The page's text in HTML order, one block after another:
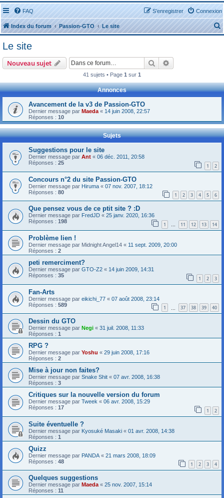
FAQ Connexion
S’enregistrer
Index du forum Passion-GTO Le site
e
r
r
Le site
Nouveau sujet Rechercher
41 sujets • Page 1 sur 1
Annonces
Avancement de la v3 de Passion-GTO
Dernier message par Maeda « 14 juin 2008, 22:57
Réponses : 10
Sujets
Suggestions pour le site
Dernier message par Ant « 06 déc. 2011, 20:58
Réponses : 25 1 2
Concours n°2 du site Passion-GTO
Dernier message par Hiruma « 07 nov. 2007, 18:12
Réponses : 80 1 2 3 4 5 6
Que pensez vous de ce ptit site ? :D
Dernier message par FredJD « 25 janv. 2020, 16:36
Réponses : 198 1 … 11 12 13 14
Problème lien !
Dernier message par Midnight Angel14 « 11 sept. 2009, 20:00
Réponses : 2
peti remerciment?
Dernier message par GTO-Z2 « 14 juin 2009, 14:31
Réponses : 35 1 2 3
Fan-Arts
Dernier message par eikichi_77 « 07 août 2008, 23:14
Réponses : 589 1 37 38 39 40
Dessin du GTO
Dernier message par Negi « 31 juil. 2008, 11:33
Réponses : 1
RPG ?
Dernier message par Yoshu « 29 juin 2008, 17:16
Réponses : 2
Mise à jour non faites?
Dernier message par Snake Shit « 07 avr. 2008, 16:38
Réponses : 3
Critiques sur la nouvelle version du forum
Dernier message par Tweek « 06 avr. 2008, 15:29
Réponses : 17 1 2
Suite éventuelle ?
Dernier message par Kyosuké Masaki « 01 avr. 2008, 14:38
Réponses : 1
Quizz
Dernier message par PANDA « 21 mars 2008, 18:09
Réponses : 48 1 2 3 4
Quelques suggestions
Dernier message par Maeda« 25 nov. 2007, 15:14
Réponses : 11